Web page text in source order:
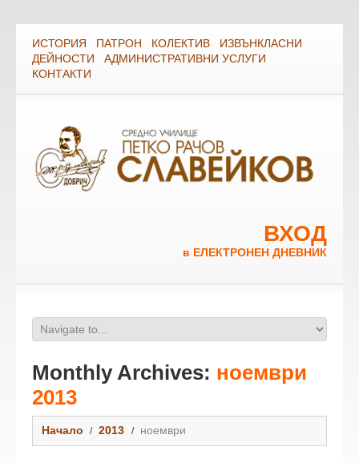
ИСТОРИЯ ПАТРОН КОЛЕКТИВ
ИЗВЪНКЛАСНИ
ДЕЙНОСТИ
АДМИНИСТРАТИВНИ УСЛУГИ
КОНТАКТИ
ВХОД
в ЕЛЕКТРОНЕН ДНЕВНИК
Monthly Archives: ноември
2013
Начало 2013 ноември